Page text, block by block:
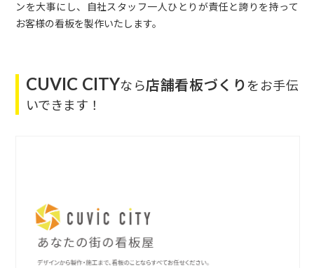
ンを大事にし、自社スタッフ一人ひとりが責任と誇りを持って
お客様の看板を製作いたします。
CUVIC CITYなら店舗看板づくりをお手伝
いできます！